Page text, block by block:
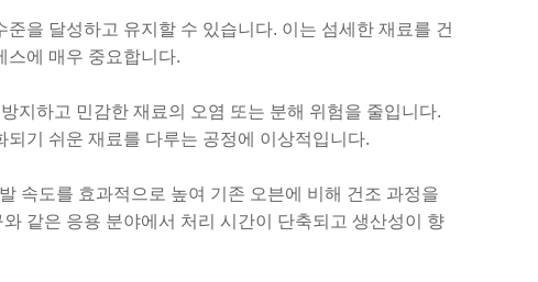
을 달성하고 유지할 수 있습니다. 이는 섬세한 재료를 건
스에 매우 중요합니다.
지하고 민감한 재료의 오염 또는 분해 위험을 줄입니다.
기 쉬운 재료를 다루는 공정에 이상적입니다.
속도를 효과적으로 높여 기존 오븐에 비해 건조 과정을
같은 응용 분야에서 처리 시간이 단축되고 생산성이 향